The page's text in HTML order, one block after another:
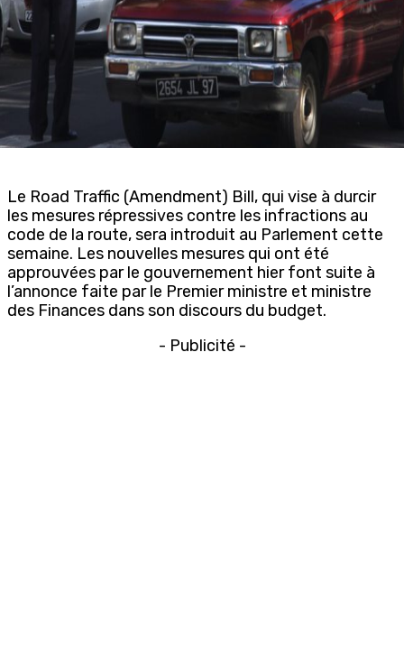
Le Road Traffic (Amendment) Bill, qui vise à durcir
les mesures répressives contre les infractions au
code de la route, sera introduit au Parlement cette
semaine. Les nouvelles mesures qui ont été
approuvées par le gouvernement hier font suite à
l’annonce faite par le Premier ministre et ministre
des Finances dans son discours du budget.
- Publicité -